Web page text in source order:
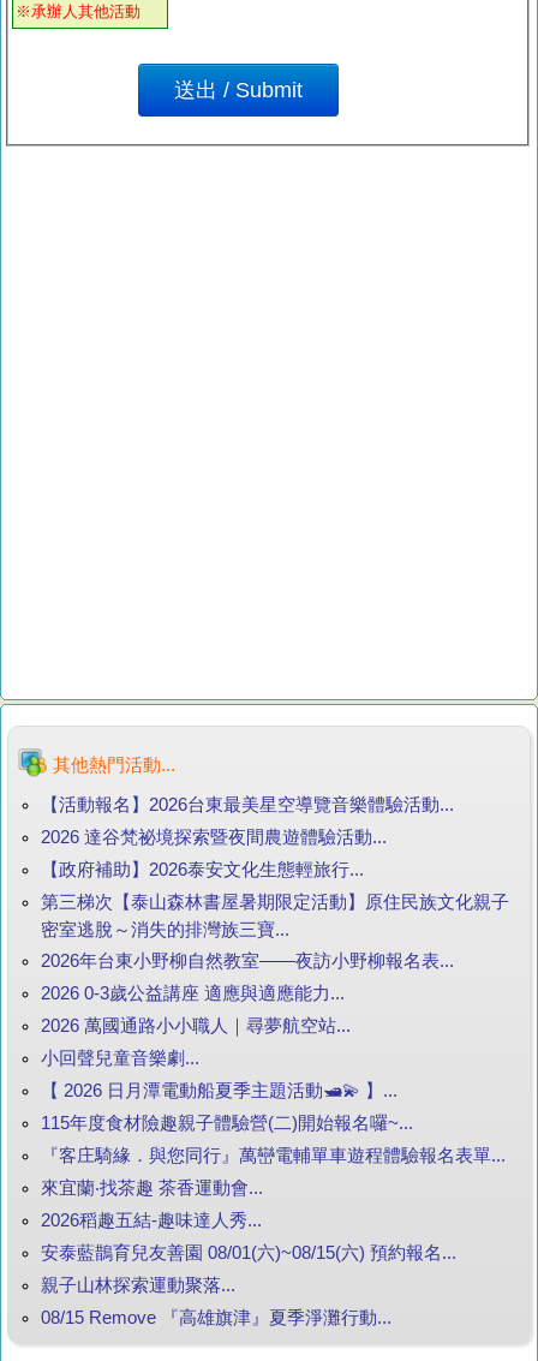
※承辦人其他活動
其他熱門活動...
【活動報名】2026台東最美星空導覽音樂體驗活動...
2026 達谷梵祕境探索暨夜間農遊體驗活動...
【政府補助】2026泰安文化生態輕旅行...
第三梯次【泰山森林書屋暑期限定活動】原住民族文化親子
密室逃脫～消失的排灣族三寶...
2026年台東小野柳自然教室——夜訪小野柳報名表...
2026 0-3歲公益講座 適應與適應能力...
2026 萬國通路小小職人｜尋夢航空站...
小回聲兒童音樂劇...
【 2026 日月潭電動船夏季主題活動🛥️💫 】...
115年度食材險趣親子體驗營(二)開始報名囉~...
『客庄騎緣．與您同行』萬巒電輔單車遊程體驗報名表單...
來宜蘭‧找茶趣 茶香運動會...
2026稻趣五結-趣味達人秀...
安泰藍鵲育兒友善園 08/01(六)~08/15(六) 預約報名...
親子山林探索運動聚落...
08/15 Remove 『高雄旗津』夏季淨灘行動...